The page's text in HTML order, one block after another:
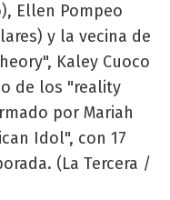
Ellen Pompeo
y la vecina de
Kaley Cuoco
de los "reality
por Mariah
Idol", con 17
(La Tercera /